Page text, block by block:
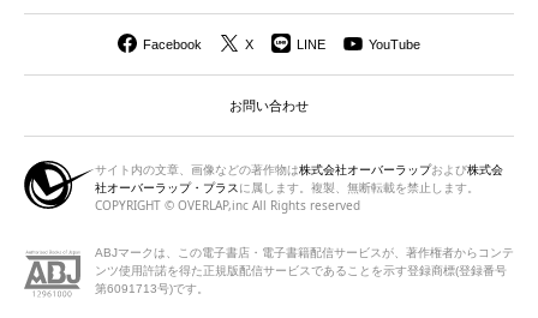
Facebook X LINE YouTube
お問い合わせ
サイト内の文章、画像などの著作物は株式会社オーバーラップおよび株式会
社オーバーラップ・プラスに属します。複製、無断転載を禁止します。
COPYRIGHT © OVERLAP,inc All Rights reserved
ABJマークは、この電子書店・電子書籍配信サービスが、著作権者からコンテ
ンツ使用許諾を得た正規版配信サービスであることを示す登録商標(登録番号
第6091713号)です。